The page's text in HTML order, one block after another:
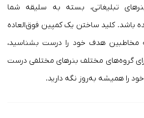
تبلیغاتی، بسته به سلیقه شما
باشد. کلید ساختن یک کمپین فوق‌العاده
هدف خود را درست بشناسید،
گروه‌های مختلف بنرهای مختلفی درست
را همیشه به‌روز نگه دارید.